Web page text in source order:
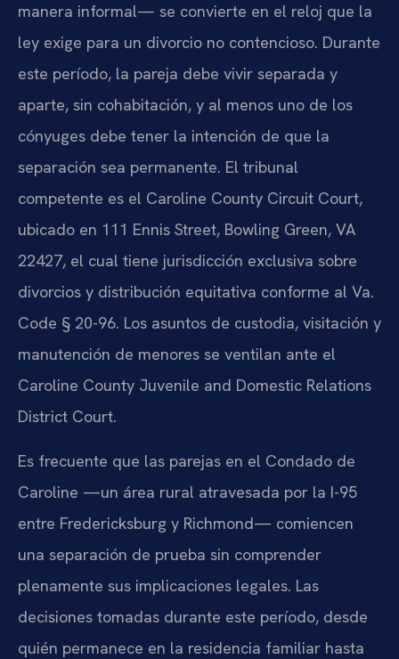
manera informal— se convierte en el reloj que la
ley exige para un divorcio no contencioso. Durante
este período, la pareja debe vivir separada y
aparte, sin cohabitación, y al menos uno de los
cónyuges debe tener la intención de que la
separación sea permanente. El tribunal
competente es el Caroline County Circuit Court,
ubicado en 111 Ennis Street, Bowling Green, VA
22427, el cual tiene jurisdicción exclusiva sobre
divorcios y distribución equitativa conforme al Va.
Code § 20-96. Los asuntos de custodia, visitación y
manutención de menores se ventilan ante el
Caroline County Juvenile and Domestic Relations
District Court.
Es frecuente que las parejas en el Condado de
Caroline —un área rural atravesada por la I-95
entre Fredericksburg y Richmond— comiencen
una separación de prueba sin comprender
plenamente sus implicaciones legales. Las
decisiones tomadas durante este período, desde
quién permanece en la residencia familiar hasta